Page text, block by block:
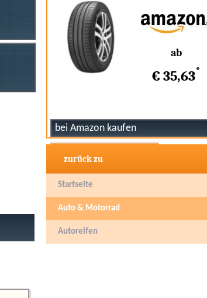
ab
€ 35,63*
zurück zu
Startseite
Auto & Motorrad
Autoreifen